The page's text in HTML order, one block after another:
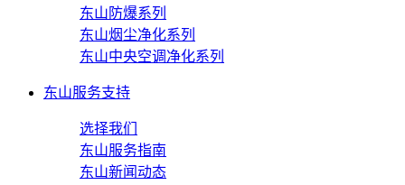
东山防爆系列
东山烟尘净化系列
东山中央空调净化系列
东山服务支持
选择我们
东山服务指南
东山新闻动态